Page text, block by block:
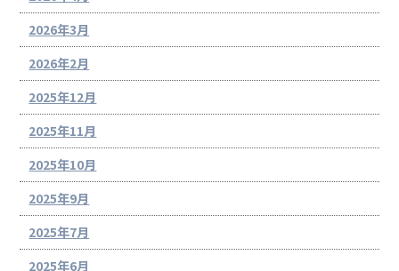
2026年3月
2026年2月
2025年12月
2025年11月
2025年10月
2025年9月
2025年7月
2025年6月